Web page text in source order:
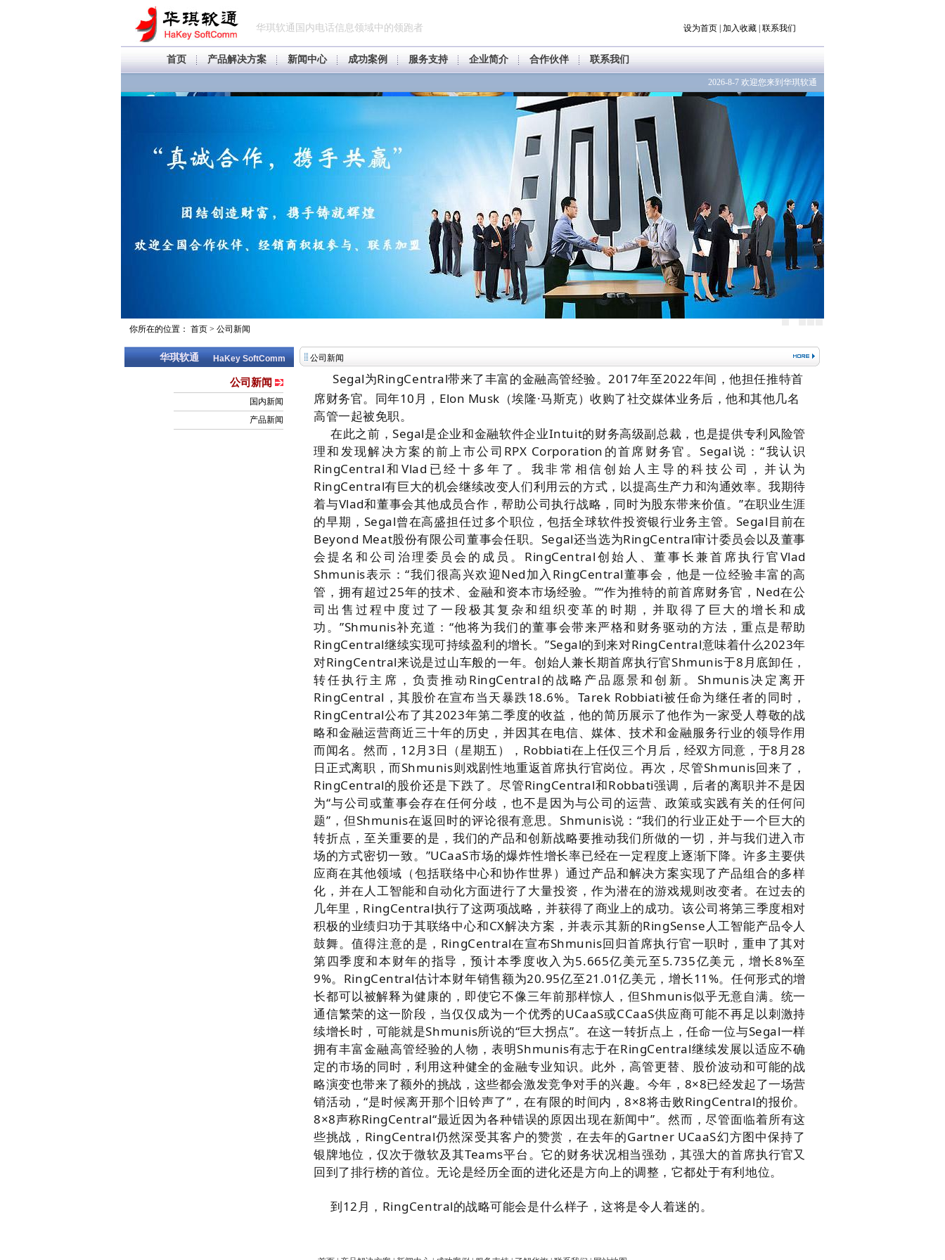
华琪软通国内电话信息领域中的领跑者 设为首页 加入收藏 联系我们
首页 产品解决方案 新闻中心 成功案例 服务支持 企业简介 合作伙伴 联系我们
2026-8-7 欢迎您来到华琪软通
你所在的位置： 首页 > 公司新闻
华琪软通 HaKey SoftComm
公司新闻
国内新闻
产品新闻
公司新闻
Segal为RingCentral带来了丰富的金融高管经验。2017年至2022年间，他担任推特首
席财务官。同年10月，Elon Musk（埃隆·马斯克）收购了社交媒体业务后，他和其他几名
高管一起被免职。
在此之前，Segal是企业和金融软件企业Intuit的财务高级副总裁，也是提供专利风险管
理和发现解决方案的前上市公司RPX Corporation的首席财务官。Segal说：“我认识
RingCentral和Vlad已经十多年了。 我非常相信创始人主导的科技公司，并认为
RingCentral有巨大的机会继续改变人们利用云的方式，以提高生产力和沟通效率。我期待
着与Vlad和董事会其他成员合作，帮助公司执行战略，同时为股东带来价值。 ”在职业生涯
的早期，Segal曾在高盛担任过多个职位，包括全球软件投资银行业务主管。Segal目前在
Beyond Meat股份有限公司董事会任职。 Segal还当选为RingCentral审计委员会以及董事
会提名和公司治理委员会的成员。 RingCentral创始人、董事长兼首席执行官Vlad
Shmunis表示：“我们很高兴欢迎Ned加入RingCentral董事会，他是一位经验丰富的高
管，拥有超过25年的技术、金融和资本市场经验。”“作为推特的前首席财务官，Ned在公
司出售过程中度过了一段极其复杂和组织变革的时期，并取得了巨大的增长和成
功。”Shmunis补充道：“他将为我们的董事会带来严格和财务驱动的方法，重点是帮助
RingCentral继续实现可持续盈利的增长。”Segal的到来对RingCentral意味着什么2023年
对RingCentral来说是过山车般的一年。 创始人兼长期首席执行官Shmunis于8月底卸任，
转任执行主席，负责推动RingCentral的战略产品愿景和创新。Shmunis决定离开
RingCentral，其股价在宣布当天暴跌18.6%。 Tarek Robbiati被任命为继任者的同时，
RingCentral公布了其2023年第二季度的收益，他的简历展示了他作为一家受人尊敬的战
略和金融运营商近三十年的历史，并因其在电信、媒体、技术和金融服务行业的领导作用
而闻名。 然而，12月3日（星期五），Robbiati在上任仅三个月后，经双方同意，于8月28
日正式离职，而Shmunis则戏剧性地重返首席执行官岗位。再次，尽管Shmunis回来了，
RingCentral的股价还是下跌了。 尽管RingCentral和Robbati强调，后者的离职并不是因
为“与公司或董事会存在任何分歧，也不是因为与公司的运营、政策或实践有关的任何问
题”，但Shmunis在返回时的评论很有意思。Shmunis说：“我们的行业正处于一个巨大的
转折点，至关重要的是，我们的产品和创新战略要推动我们所做的一切，并与我们进入市
场的方式密切一致。”UCaaS市场的爆炸性增长率已经在一定程度上逐渐下降。许多主要供
应商在其他领域（包括联络中心和协作世界）通过产品和解决方案实现了产品组合的多样
化，并在人工智能和自动化方面进行了大量投资，作为潜在的游戏规则改变者。 在过去的
几年里，RingCentral执行了这两项战略，并获得了商业上的成功。该公司将第三季度相对
积极的业绩归功于其联络中心和CX解决方案，并表示其新的RingSense人工智能产品令人
鼓舞。值得注意的是，RingCentral在宣布Shmunis回归首席执行官一职时，重申了其对
第四季度和本财年的指导，预计本季度收入为5.665亿美元至5.735亿美元，增长8%至
9%。RingCentral估计本财年销售额为20.95亿至21.01亿美元，增长11%。 任何形式的增
长都可以被解释为健康的，即使它不像三年前那样惊人，但Shmunis似乎无意自满。 统一
通信繁荣的这一阶段，当仅仅成为一个优秀的UCaaS或CCaaS供应商可能不再足以刺激持
续增长时，可能就是Shmunis所说的“巨大拐点”。在这一转折点上，任命一位与Segal一样
拥有丰富金融高管经验的人物，表明Shmunis有志于在RingCentral继续发展以适应不确
定的市场的同时，利用这种健全的金融专业知识。 此外，高管更替、股价波动和可能的战
略演变也带来了额外的挑战，这些都会激发竞争对手的兴趣。今年，8×8已经发起了一场营
销活动，“是时候离开那个旧铃声了”，在有限的时间内，8×8将击败RingCentral的报价。
8×8声称RingCentral“最近因为各种错误的原因出现在新闻中”。 然而，尽管面临着所有这
些挑战，RingCentral仍然深受其客户的赞赏，在去年的Gartner UCaaS幻方图中保持了
银牌地位，仅次于微软及其Teams平台。它的财务状况相当强劲，其强大的首席执行官又
回到了排行榜的首位。无论是经历全面的进化还是方向上的调整，它都处于有利地位。
到12月，RingCentral的战略可能会是什么样子，这将是令人着迷的。